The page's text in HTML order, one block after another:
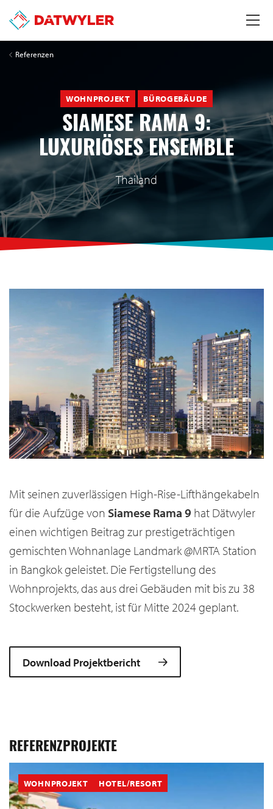
Referenzen
WOHNPROJEKT BÜROGEBÄUDE
SIAMESE RAMA 9:
LUXURIÖSES ENSEMBLE
Thailand
Mit seinen zuverlässigen High-Rise-Lifthängekabeln
für die Aufzüge von Siamese Rama 9 hat Dätwyler
einen wichtigen Beitrag zur prestigeträchtigen
gemischten Wohnanlage Landmark @MRTA Station
in Bangkok geleistet. Die Fertigstellung des
Wohnprojekts, das aus drei Gebäuden mit bis zu 38
Stockwerken besteht, ist für Mitte 2024 geplant.
Download Projektbericht
REFERENZPROJEKTE
WOHNPROJEKT HOTEL/RESORT